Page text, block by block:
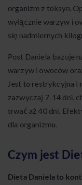
organizm z toksyn.
wyłącznie warzyw i
się nadmiernych
Post Daniela bazuje
warzyw i owoców
Jest to restrykcyjna i
zazwyczaj 7-14 dni,
trwać aż 40 dni.
dla organizmu.
Czym jest
Dieta Daniela to